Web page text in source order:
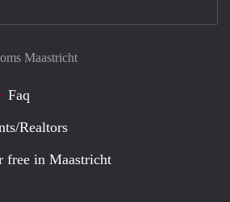
Maastricht
Faq
Realtors
free in Maastricht